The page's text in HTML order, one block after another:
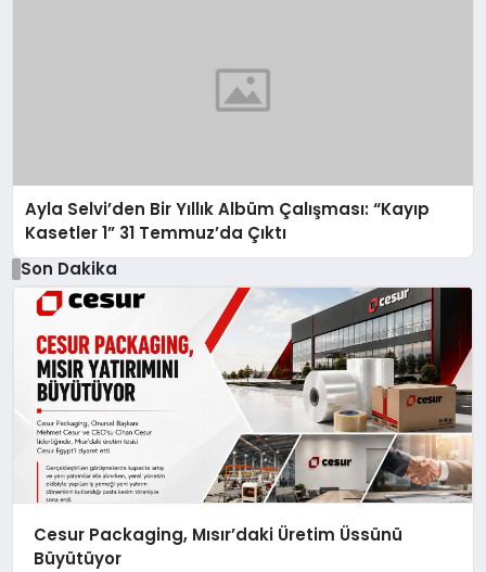
Ayla Selvi’den Bir Yıllık Albüm Çalışması: “Kayıp
Kasetler 1” 31 Temmuz’da Çıktı
Son Dakika
Cesur Packaging, Mısır’daki Üretim Üssünü
Büyütüyor